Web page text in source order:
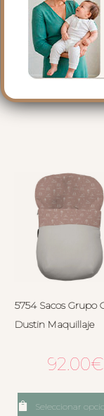
5754 Sacos Grupo
Dustin Maquillaje
92.00€
Seleccionar